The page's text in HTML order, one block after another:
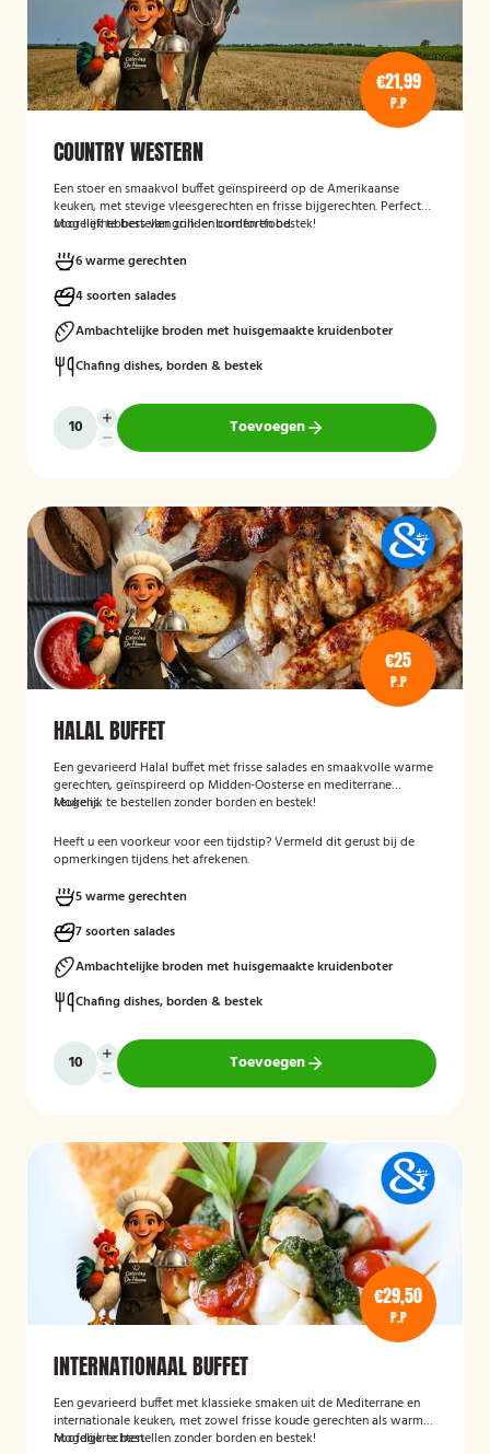
€21,99
P.P
COUNTRY WESTERN
Een stoer en smaakvol buffet geïnspireerd op de Amerikaanse
keuken, met stevige vleesgerechten en frisse bijgerechten. Perfect
voor liefhebbers van grill- en comfortfood.
Mogelijk te bestellen zonder borden en bestek!
6 warme gerechten
4 soorten salades
Ambachtelijke broden met huisgemaakte kruidenboter
Chafing dishes, borden & bestek
Toevoegen
€25
P.P
HALAL BUFFET
Een gevarieerd Halal buffet met frisse salades en smaakvolle warme
gerechten, geïnspireerd op Midden-Oosterse en mediterrane
keukens.
Mogelijk te bestellen zonder borden en bestek!
Heeft u een voorkeur voor een tijdstip? Vermeld dit gerust bij de
opmerkingen tijdens het afrekenen.
5 warme gerechten
7 soorten salades
Ambachtelijke broden met huisgemaakte kruidenboter
Chafing dishes, borden & bestek
Toevoegen
€29,50
P.P
INTERNATIONAAL BUFFET
Een gevarieerd buffet met klassieke smaken uit de Mediterrane en
internationale keuken, met zowel frisse koude gerechten als warme
hoofdgerechten.
Mogelijk te bestellen zonder borden en bestek!